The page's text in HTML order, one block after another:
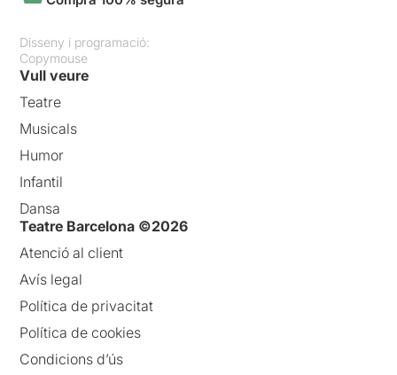
Disseny i programació:
Copymouse
Vull veure
Teatre
Musicals
Humor
Infantil
Dansa
Teatre Barcelona ©2026
Atenció al client
Avís legal
Política de privacitat
Política de cookies
Condicions d’ús